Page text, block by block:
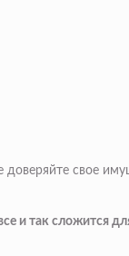
доверяйте свое
и так сложится